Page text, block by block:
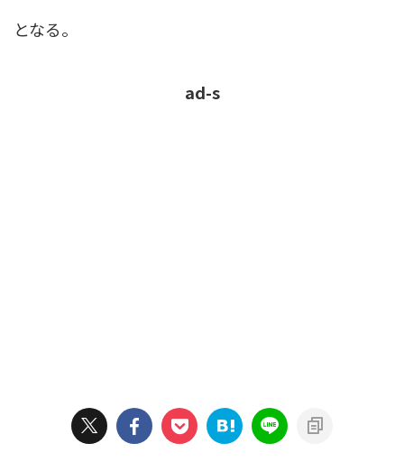
となる。
ad-s